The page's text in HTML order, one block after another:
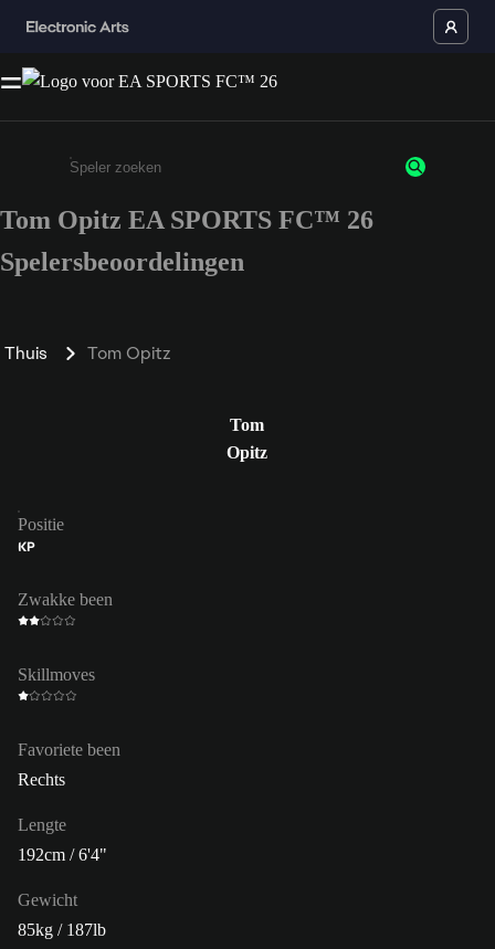
Enter a minimum of 3 characters or numbers
Tom Opitz EA SPORTS FC™ 26
Spelersbeoordelingen
Thuis Tom Opitz
Tom
Opitz
Positie
KP
Zwakke been
Skillmoves
Favoriete been
Rechts
Lengte
192cm / 6'4"
Gewicht
85kg / 187lb